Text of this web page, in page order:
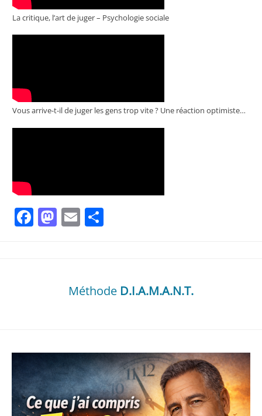
La critique, l’art de juger – Psychologie sociale
Vous arrive-t-il de juger les gens trop vite ? Une réaction optimiste…
Facebook
Mastodon
Email
Méthode D.I.A.M.A.N.T.